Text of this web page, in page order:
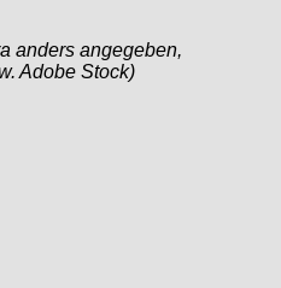
anders angegeben,
Adobe Stock)